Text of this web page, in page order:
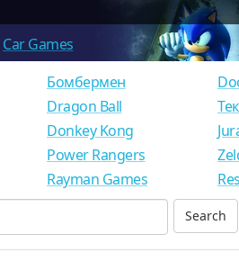
Car Games
Бомбермен
Dragon Ball
Donkey Kong
Power Rangers
Rayman Games